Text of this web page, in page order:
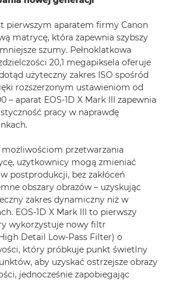
pierwszym aparatem firmy Canon
matrycę, która zapewnia szybszy
szumy. Pełnoklatkowa
20,1 megapiksela oferuje
użyteczny zakres ISO spośród
rozszerzonym ustawieniom od
– aparat EOS-1D X Mark III zapewnia
pracy w naprawdę
przetwarzania
użytkownicy mogą zmieniać
postprodukcji, bez zakłóceń
obszary obrazów – uzyskując
zakres dynamiczny niż w
EOS-1D X Mark III to pierwszy
wykorzystuje nowy filtr
Detail Low-Pass Filter) o
który próbkuje punkt świetlny
aby uzyskać ostrzejsze obrazy
jednocześnie zapobiegając